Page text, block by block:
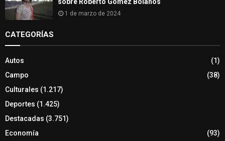
1 de marzo de 2024
CATEGORÍAS
Autos
(1)
Campo
(38)
Culturales (1.217)
Deportes (1.425)
Destacadas (3.751)
Economía
(93)